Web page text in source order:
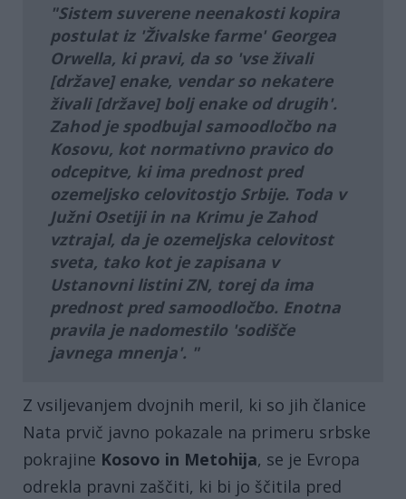
Sistem suverene neenakosti kopira
postulat iz 'Živalske farme' Georgea
Orwella, ki pravi, da so 'vse živali
[države] enake, vendar so nekatere
živali [države] bolj enake od drugih'.
Zahod je spodbujal samoodločbo na
Kosovu, kot normativno pravico do
odcepitve, ki ima prednost pred
ozemeljsko celovitostjo Srbije. Toda v
Južni Osetijiin na Krimu je Zahod
vztrajal, da je ozemeljska celovitost
sveta, tako kot je zapisana v
Ustanovni listini ZN, torej da ima
prednost pred samoodločbo. Enotna
pravila je nadomestilo 'sodišče
javnega mnenja'.
Z vsiljevanjem dvojnih meril, ki so jih članice
Nata prvič javno pokazale na primeru srbske
pokrajine Kosovo in Metohija, se je Evropa
odrekla pravni zaščiti, ki bi jo ščitila pred